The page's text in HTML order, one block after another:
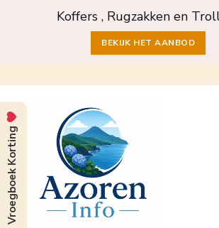
Koffers , Rugzakken en
BEKIJK HET AANBOD
Vroegboek Korting